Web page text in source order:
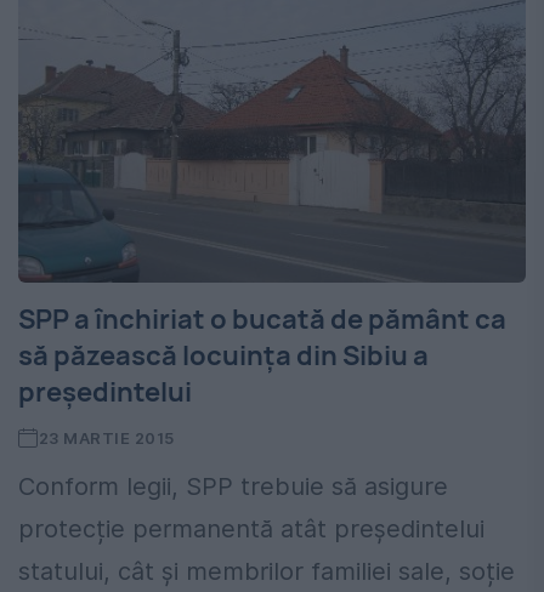
SPP a închiriat o bucată de pământ ca
să păzească locuința din Sibiu a
președintelui
23 MARTIE 2015
Conform legii, SPP trebuie să asigure
protecție permanentă atât președintelui
statului, cât și membrilor familiei sale, soție